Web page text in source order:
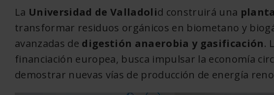
La Universidad de Valladolid construirá una
transformar residuos orgánicos en biometano y
avanzadas de digestión anaerobia y gasificación.
financiación europea, busca impulsar la economía
demostrar nuevas vías de producción de energía